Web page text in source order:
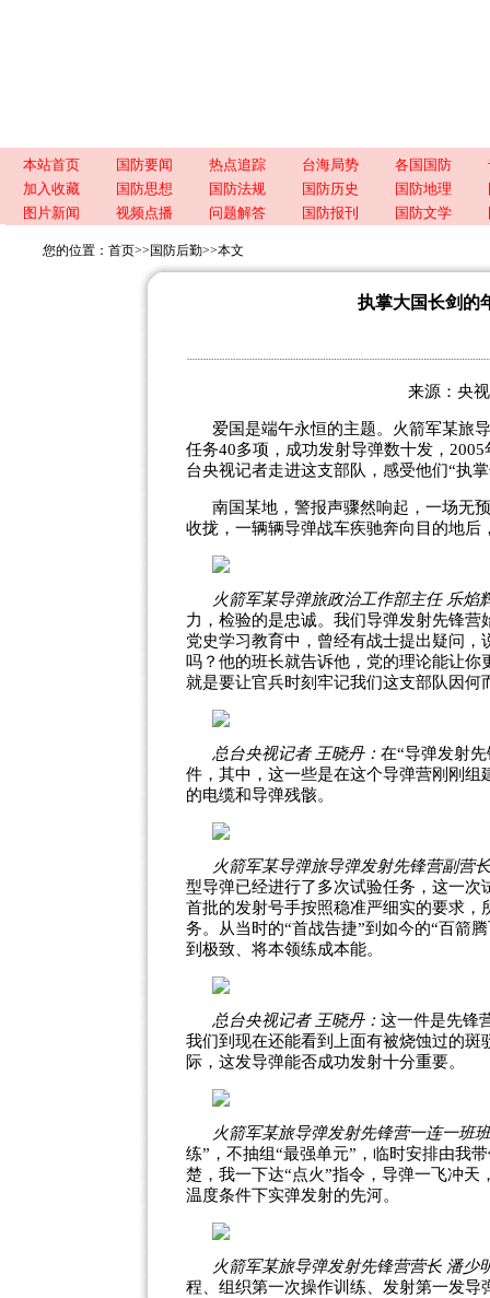
本站首页 国防要闻 热点追踪 台海局势 各国国防
加入收藏
国防思想 国防法规 国防历史 国防地理
图片新闻
视频点播 问题解答 国防报刊 国防文学
您的位置： 首页>> 国防后勤>>本文
执掌大国长剑的
来源：央
爱国是端午永恒的主题。火箭军某旅
任务40多项，成功发射导弹数十发，
台央视记者走进这支部队，感受他们“执
南国某地，警报声骤然响起，一场无
收拢，一辆辆导弹战车疾驰奔向目的地后
火箭军某导弹旅政治工作部主任 乐焰
力，检验的是忠诚。我们导弹发射先锋
党史学习教育中，曾经有战士提出疑问
吗？他的班长就告诉他，党的理论能让
就是要让官兵时刻牢记我们这支部队因何
总台央视记者 王晓丹： 在“导弹发射
件，其中，这一些是在这个导弹营刚刚
的电缆和导弹残骸。
火箭军某导弹旅导弹发射先锋营副营
型导弹已经进行了多次试验任务，这一
首批的发射号手按照稳准严细实的要求
务。从当时的“首战告捷”到如今的“百箭
到极致、将本领练成本能。
总台央视记者 王晓丹： 这一件是先锋
我们到现在还能看到上面有被烧蚀过的斑
际，这发导弹能否成功发射十分重要。
火箭军某旅导弹发射先锋营一连一班
练”，不抽组“最强单元”，临时安排由我
楚，我一下达“点火”指令，导弹一飞冲
温度条件下实弹发射的先河。
火箭军某旅导弹发射先锋营营长 潘少
程、组织第一次操作训练、发射第一发